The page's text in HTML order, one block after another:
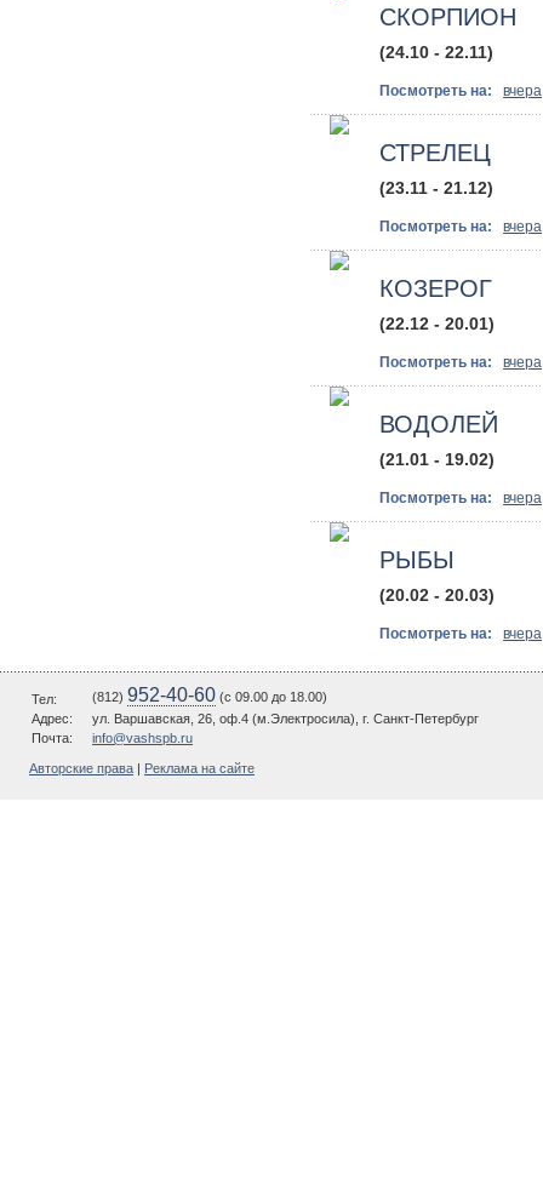
СКОРПИОН
(24.10 - 22.11)
Посмотреть на: вчера
СТРЕЛЕЦ
(23.11 - 21.12)
Посмотреть на: вчера
КОЗЕРОГ
(22.12 - 20.01)
Посмотреть на: вчера
ВОДОЛЕЙ
(21.01 - 19.02)
Посмотреть на: вчера
РЫБЫ
(20.02 - 20.03)
Посмотреть на: вчера
Тел: (812) 952-40-60 (c 09.00 до 18.00)
Адрес:
ул. Варшавская, 26, оф.4 (м.Электросила), г. Санкт-Петербург
Почта:
info@vashspb.ru
Авторские права Реклама на сайте